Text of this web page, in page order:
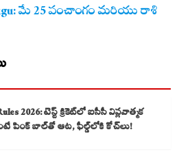
మే 25 పంచాంగం మరియు రాశి
2026: టెస్ట్ క్రికెట్‌లో ఐసీసీ విప్లవాత్మక
పింక్ బాల్‌తో ఆట, ఫీల్డ్‌లోకి కోచ్‌లు!